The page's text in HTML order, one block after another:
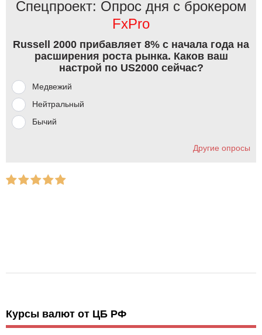
Спецпроект: Опрос дня с брокером
FxPro
Russell 2000 прибавляет 8% с начала года на
расширения роста рынка. Каков ваш
настрой по US2000 сейчас?
Медвежий
Нейтральный
Бычий
Другие опросы
Курсы валют от ЦБ РФ